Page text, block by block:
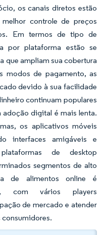
os canais diretos estão
controle de preços
Em termos de tipo de
por plataforma estão se
que ampliam sua cobertura
modos de pagamento, as
devido à sua facilidade
continuam populares
digital é mais lenta.
os aplicativos móveis
interfaces amigáveis e
de desktop
segmentos de alto
de alimentos online é
com vários players
de mercado e atender
consumidores.